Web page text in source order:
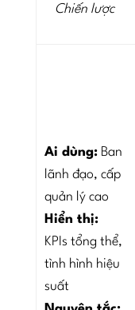
Chiến lược
Ai dùng: Ban
lãnh đạo, cấp
quản lý cao
Hiển thị:
KPIs tổng thể,
tình hình hiệu
suất